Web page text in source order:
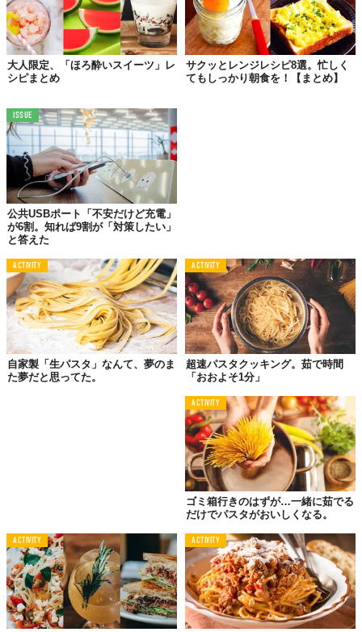
禁断の「キムチパスタ」がうまい！
©Bobbi Lin
韓国人にも日本人にも、このアイデアはなかった。まさかのソー
スにキムチを使った「キムチパスタ」。これが意外と合っちゃう
んですから、料理とはじつに奥深いもの。ポイントはキムチとと
もにソースに加えるバター。
うどんやラーメンにキムチが合うなら、パスタにだって合わない
▶︎詳しいレシピはこちらから＞＞＞
大人限定、「ほろ酔いスイーツ」レ
シピまとめ
サクッとレンジレシピ8選。忙しく
てもしっかり朝食を！【まとめ】
ISSUE
公共USBポート「不安だけど充電」
が6割。知れば9割が「対策したい」
と答えた
ACTIVITY
自家製「生パスタ」なんて、夢のま
た夢だと思ってた。
ACTIVITY
超速パスタクッキング。茹で時間
「おおよそ1分」
ACTIVITY
ゴミ箱行きのはずが…一緒に茹でる
だけでパスタがおいしくなる。
ACTIVITY ACTIVITY